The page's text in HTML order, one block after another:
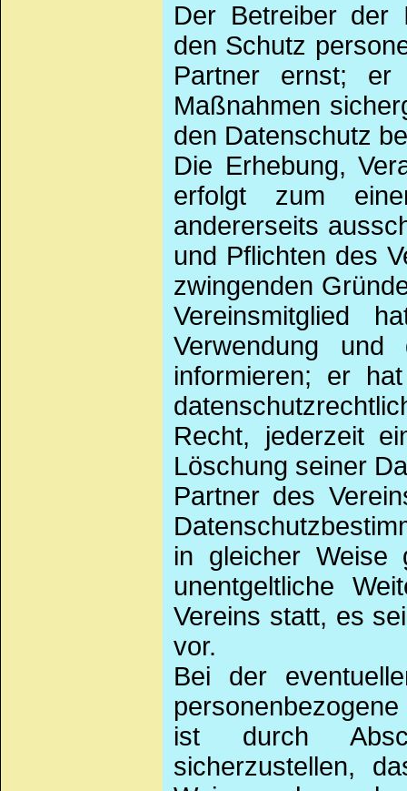
Der Betreiber der
den Schutz
Partner ernst; er
Maßnahmen
den Datenschutz
Die Erhebung,
erfolgt zum
andererseits
und Pflichten des
zwingenden
Vereinsmitglied
Verwendung
informieren; er
Recht, jederzeit
Löschung seiner
Partner des
in gleicher Weise
unentgeltliche
Vereins statt, es
vor.
Bei der
ist durch
sicherzustellen,